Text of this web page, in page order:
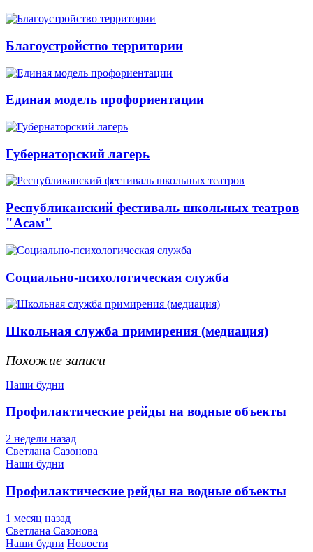
Благоустройство территории
Единая модель профориентации
Губернаторский лагерь
Республиканский фестиваль школьных театров
"Асам"
Социально-психологическая служба
Школьная служба примирения (медиация)
Похожие записи
Наши будни
Профилактические рейды на водные объекты
2 недели назад
Светлана Сазонова
Наши будни
Профилактические рейды на водные объекты
1 месяц назад
Светлана Сазонова
Наши будни Новости